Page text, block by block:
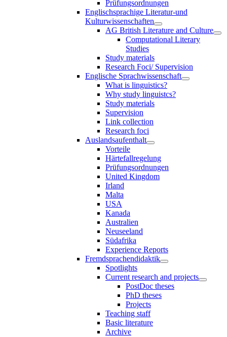
Prüfungsordnungen
Englischsprachige Literatur-und
Kulturwissenschaften
AG British Literature and Culture
Computational Literary
Studies
Study materials
Research Foci/ Supervision
Englische Sprachwissenschaft
What is linguistics?
Why study linguistcs?
Study materials
Supervision
Link collection
Research foci
Auslandsaufenthalt
Vorteile
Härtefallregelung
Prüfungsordnungen
United Kingdom
Irland
Malta
USA
Kanada
Australien
Neuseeland
Südafrika
Experience Reports
Fremdsprachendidaktik
Spotlights
Current research and projects
PostDoc theses
PhD theses
Projects
Teaching staff
Basic literature
Archive